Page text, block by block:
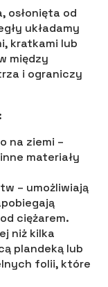
osłonięta od
układamy
kratkami lub
między
i ograniczy
na ziemi –
materiały
– umożliwiają
ciężarem.
niż kilka
plandeką lub
folii, które